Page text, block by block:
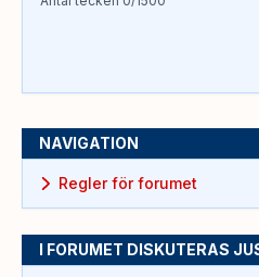
NAVIGATION
Regler för forumet
I FORUMET DISKUTERAS